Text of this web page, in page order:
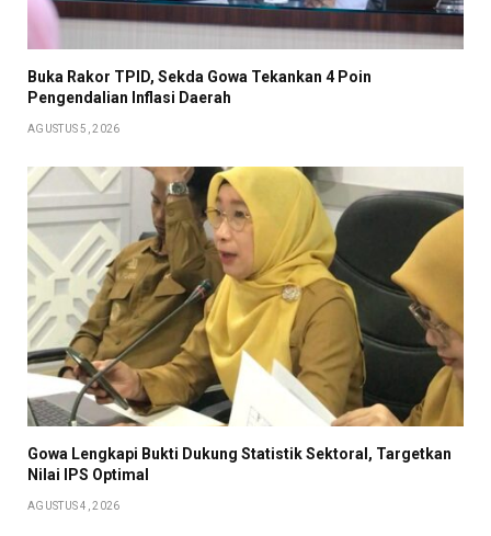
Buka Rakor TPID, Sekda Gowa Tekankan 4 Poin
Pengendalian Inflasi Daerah
AGUSTUS 5, 2026
Gowa Lengkapi Bukti Dukung Statistik Sektoral, Targetkan
Nilai IPS Optimal
AGUSTUS 4, 2026